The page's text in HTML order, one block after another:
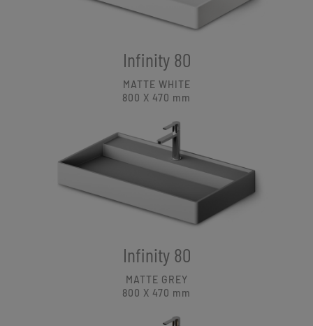
Infinity 80
MATTE WHITE
800 X 470 mm
Infinity 80
MATTE GREY
800 X 470 mm